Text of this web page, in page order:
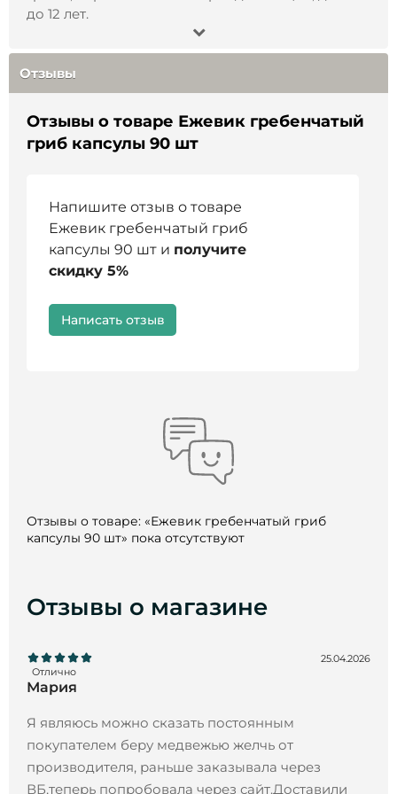
биологически активной добавкой, перед
применением проконсультируйтесь с врачом.
до 12 лет.
Отзывы
Отзывы о товаре Ежевик гребенчатый
гриб капсулы 90 шт
Отзывы о товаре: «Ежевик гребенчатый гриб
капсулы 90 шт» пока отсутствуют
Напишите отзыв о товаре
Ежевик гребенчатый гриб
капсулы 90 шт и получите
скидку 5%
Написать отзыв
Отзывы о магазине
Отлично
25.04.2026
Мария
Я являюсь можно сказать постоянным
покупателем беру медвежью желчь от
производителя, раньше заказывала через
ВБ,теперь попробовала через сайт.Доставили